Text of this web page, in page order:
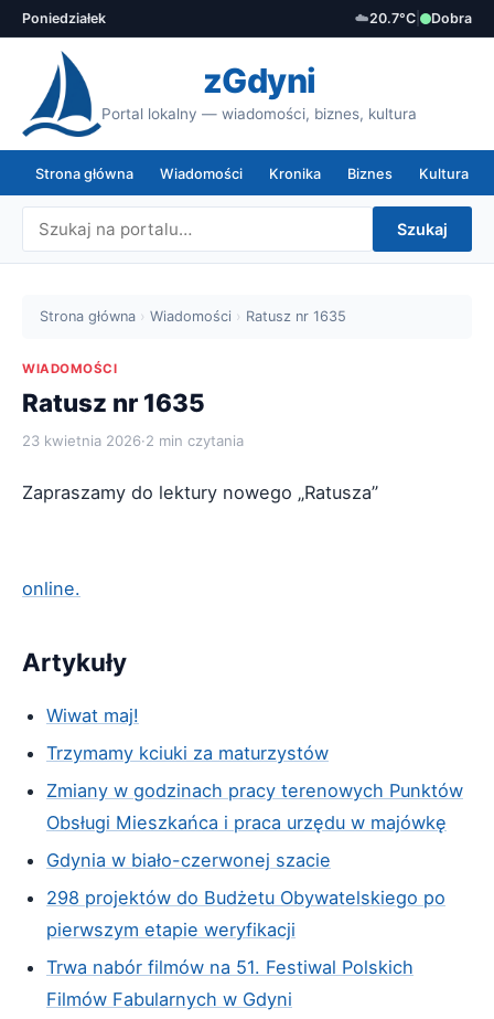
Poniedziałek ☁️20.7°C Dobra
zGdyni
Portal lokalny — wiadomości, biznes, kultura
Strona główna Wiadomości Kronika Biznes Kultura
Szukaj
Strona główna › Wiadomości › Ratusz nr 1635
WIADOMOŚCI
Ratusz nr 1635
23 kwietnia 2026·2 min czytania
Zapraszamy do lektury nowego „Ratusza”
online.
Artykuły
Wiwat maj!
Trzymamy kciuki za maturzystów
Zmiany w godzinach pracy terenowych Punktów
Obsługi Mieszkańca i praca urzędu w majówkę
Gdynia w biało-czerwonej szacie
298 projektów do Budżetu Obywatelskiego po
pierwszym etapie weryfikacji
Trwa nabór filmów na 51. Festiwal Polskich
Filmów Fabularnych w Gdyni